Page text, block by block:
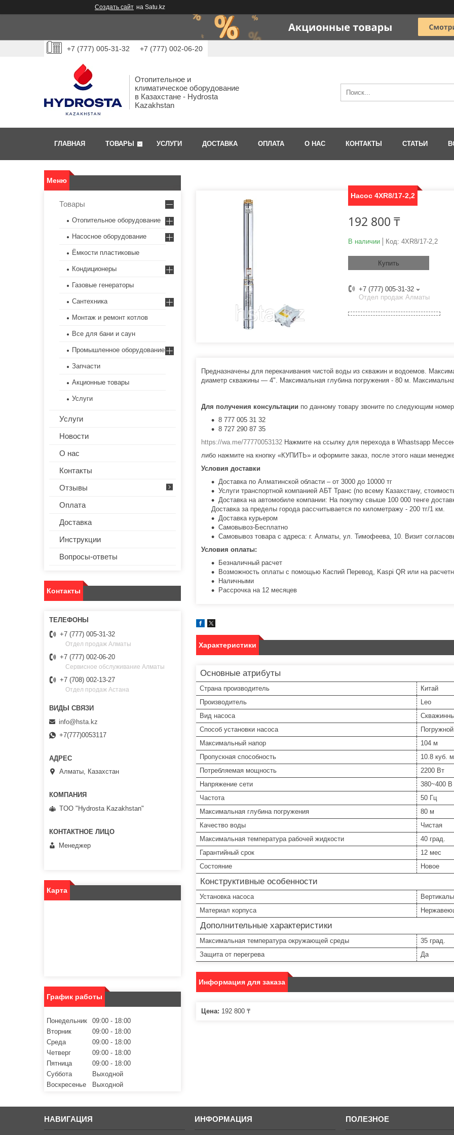
Создать сайт на Satu.kz
+7 (777) 005-31-32 +7 (777) 002-06-20
Отопительное и
климатическое оборудование
в Казахстане - Hydrosta
Kazakhstan
ГЛАВНАЯ ТОВАРЫ УСЛУГИ ДОСТАВКА ОПЛАТА О НАС КОНТАКТЫ СТАТЬИ
Насос 4XR8/17-2,2
192 800 ₸
В наличии Код: 4XR8/17-2,2
Купить
+7 (777) 005-31-32
Отдел продаж Алматы
Предназначены для перекачивания чистой воды из скважин и водоемов.
диаметр скважины — 4". Максимальная глубина погружения - 80 м.
Для получения консультации по данному товару звоните по следующим
8 777 005 31 32
8 727 290 87 35
https://wa.me/77770053132 Нажмите на ссылку для перехода в Whastsapp
либо нажмите на кнопку «КУПИТЬ» и оформите заказ, после этого наши
Условия доставки
Доставка по Алматинской области – от 3000 до 10000 тг
Услуги транспортной компанией АБТ Транс (по всему Казахстану,
Доставка на автомобиле компании: На покупку свыше 100 000 тенге
Доставка за пределы города рассчитывается по километражу - 200 тг/1 км.
Доставка курьером
Самовывоз-Бесплатно
Самовывоз товара с адреса: г. Алматы, ул. Тимофеева, 10. Визит
Условия оплаты:
Безналичный расчет
Возможность оплаты с помощью Каспий Перевод, Kaspi QR или на
Наличными
Рассрочка на 12 месяцев
Характеристики
Основные атрибуты
Страна производитель
Китай
Производитель
Leo
Вид насоса
Способ установки насоса
Погружной
Максимальный напор
104 м
Пропускная способность
10.8 куб.
Потребляемая мощность
2200 Вт
Напряжение сети
380~400 В
Частота
50 Гц
Максимальная глубина погружения
80 м
Качество воды
Чистая
Максимальная температура рабочей жидкости
40 град.
Гарантийный срок
12 мес
Состояние
Новое
Конструктивные особенности
Установка насоса
Материал корпуса
Дополнительные характеристики
Максимальная температура окружающей среды
35 град.
Защита от перегрева
Да
Информация для заказа
Цена: 192 800 ₸
Товары
Отопительное оборудование
Насосное оборудование
Ёмкости пластиковые
Кондиционеры
Газовые генераторы
Сантехника
Монтаж и ремонт котлов
Все для бани и саун
Промышленное оборудование
Запчасти
Акционные товары
Услуги
Услуги
Новости
О нас
Контакты
Отзывы
Оплата
Доставка
Инструкции
Вопросы-ответы
Контакты
+7 (777) 005-31-32
Отдел продаж Алматы
+7 (777) 002-06-20
Сервисное обслуживание Алматы
+7 (708) 002-13-27
Отдел продаж Астана
info@hsta.kz
+7(777)0053117
Алматы, Казахстан
TOO "Hydrosta Kazakhstan"
Менеджер
Карта
График работы
Понедельник 09:00
18:00
Вторник
09:00
18:00
Среда
09:00
18:00
Четверг
09:00
18:00
Пятница
09:00
18:00
Суббота
Выходной
Воскресенье
Выходной
НАВИГАЦИЯ ИНФОРМАЦИЯ ПОЛЕЗНОЕ